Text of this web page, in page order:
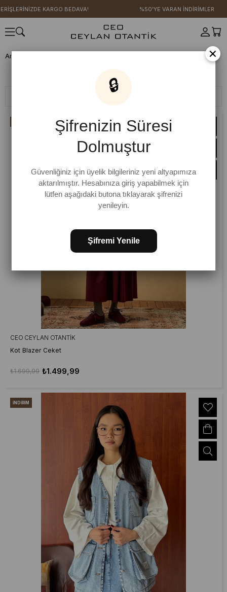
KARGO BEDAVA! %50'YE VARAN İNDİRİMLER
Anasayfa
Kot Serisi
CEO CEYLAN OTANTIK
Kot Blazer Ceket
₺1.499,99
₺1.699,99
İNDIRIM
×
🔒
Şifrenizin Süresi
Dolmuştur
Güvenliğiniz için üyelik bilgileriniz yeni altyapımıza
aktarılmıştır. Hesabınıza giriş yapabilmek için
lütfen aşağıdaki butona tıklayarak şifrenizi
yenileyin.
Şifremi Yenile